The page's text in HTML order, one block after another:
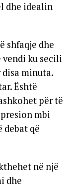
dhe idealin
shfaqje dhe
vendi ku secili
minuta.
Është
për të
mbi
debat që
në një
dhe